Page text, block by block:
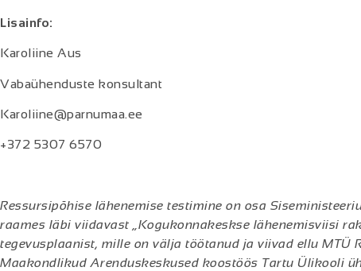
Lisainfo:
Karoliine Aus
Vabaühenduste konsultant
Karoliine@parnumaa.ee
+372 5307 6570
Ressursipõhise lähenemise testimine on osa
raames läbi viidavast „Kogukonnakeskse lähenemisviisi
tegevusplaanist, mille on välja töötanud ja viivad ellu MTÜ
Maakondlikud Arenduskeskused koostöös Tartu Ülikooli